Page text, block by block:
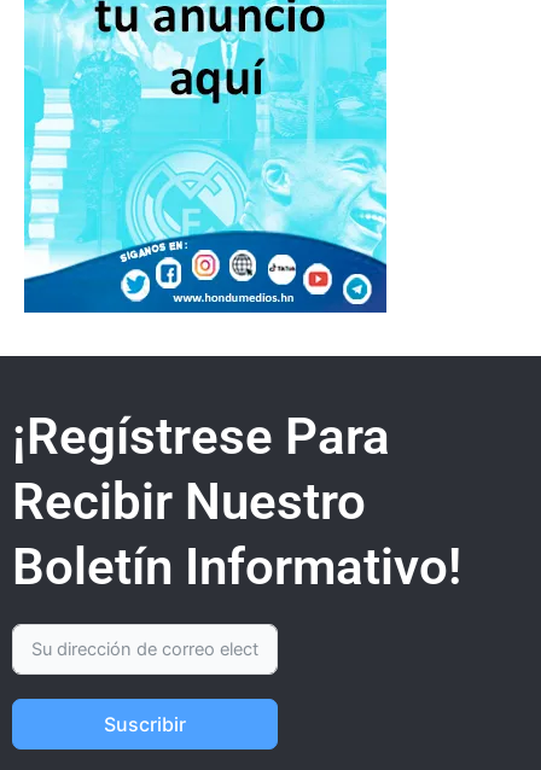
¡Regístrese Para
Recibir Nuestro
Boletín Informativo!
Suscribir